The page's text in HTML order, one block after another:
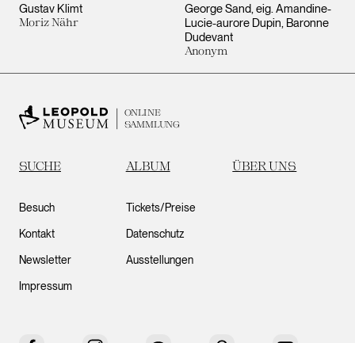
Gustav Klimt
Moriz Nähr
George Sand, eig. Amandine-
Lucie-aurore Dupin, Baronne
Dudevant
Anonym
ONLINE
SAMMLUNG
SUCHE ALBUM ÜBER UNS
Besuch
Kontakt
Newsletter
Impressum
Tickets/Preise
Datenschutz
Ausstellungen